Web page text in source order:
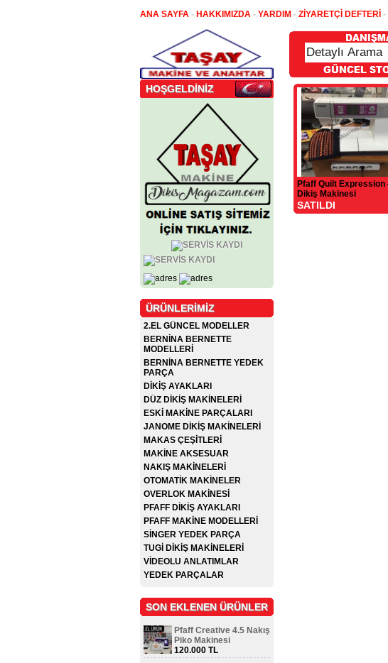
ANA SAYFA - HAKKIMIZDA - YARDIM - ZİYARETÇİ DEFTERİ -
HOŞGELDİNİZ
ÜRÜNLERİMİZ
2.EL GÜNCEL MODELLER
BERNİNA BERNETTE
MODELLERİ
BERNİNA BERNETTE YEDEK
PARÇA
DİKİŞ AYAKLARI
DÜZ DİKİŞ MAKİNELERİ
ESKİ MAKİNE PARÇALARI
JANOME DİKİŞ MAKİNELERİ
MAKAS ÇEŞİTLERİ
MAKİNE AKSESUAR
NAKIŞ MAKİNELERİ
OTOMATİK MAKİNELER
OVERLOK MAKİNESİ
PFAFF DİKİŞ AYAKLARI
PFAFF MAKİNE MODELLERİ
SİNGER YEDEK PARÇA
TUGİ DİKİŞ MAKİNELERİ
VİDEOLU ANLATIMLAR
YEDEK PARÇALAR
SON EKLENEN ÜRÜNLER
Pfaff Creative 4.5 Nakış
Piko Makinesi
120.000 TL
Pfaff Quilt Expression
Dikiş Makinesi
SATILDI